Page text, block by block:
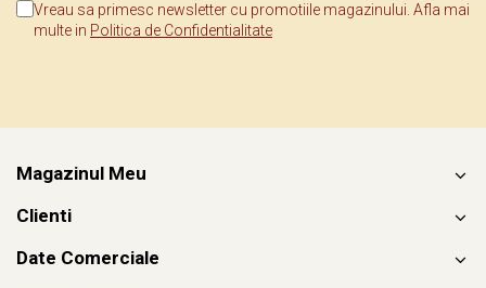
Vreau sa primesc newsletter cu promotiile magazinului. Afla mai
multe in Politica de Confidentialitate
Magazinul Meu
Clienti
Date Comerciale